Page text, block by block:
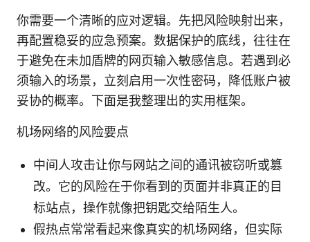
你需要一个清晰的应对逻辑。先把风险映射出来，
再配置稳妥的应急预案。数据保护的底线，往往在
于避免在未加盾牌的网页输入敏感信息。若遇到必
须输入的场景，立刻启用一次性密码，降低账户被
妥协的概率。下面是我整理出的实用框架。
机场网络的风险要点
中间人攻击让你与网站之间的通讯被窃听或篡
改。它的风险在于你看到的页面并非真正的目
标站点，操作就像把钥匙交给陌生人。
假热点常常看起来像真实的机场网络，但实际